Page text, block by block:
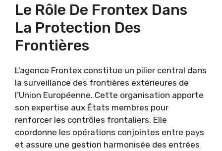
Le Rôle De Frontex Dans
La Protection Des
Frontières
L’agence Frontex constitue un pilier central dans
la surveillance des frontières extérieures de
l’Union Européenne. Cette organisation apporte
son expertise aux États membres pour
renforcer les contrôles frontaliers. Elle
coordonne les opérations conjointes entre pays
et assure une gestion harmonisée des entrées